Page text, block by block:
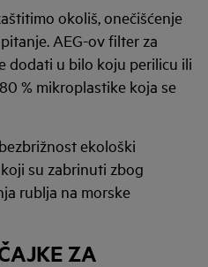
okoliš, onečišćenje
AEG-ov filter za
dodati u bilo koju perilicu ili
% mikroplastike koja se
ekološki
su zabrinuti zbog
rublja na morske
ZA